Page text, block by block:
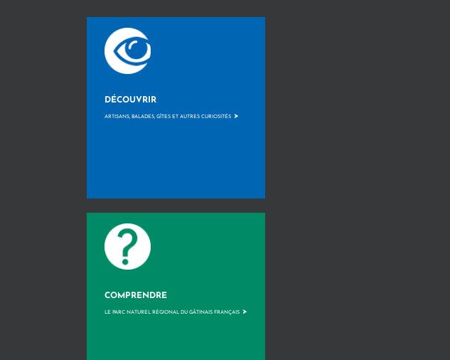
DÉCOUVRIR
ARTISANS, BALADES, GÎTES ET AUTRES CURIOSITÉS >
COMPRENDRE
LE PARC NATUREL RÉGIONAL DU GÂTINAIS FRANÇAIS >